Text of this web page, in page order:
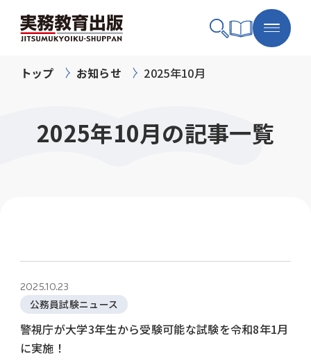
トップ お知らせ 2025年10月
2025年10月の記事一覧
2025.10.23
公務員試験ニュース
警視庁が大学3年生から受験可能な試験を令和8年1月
に実施！